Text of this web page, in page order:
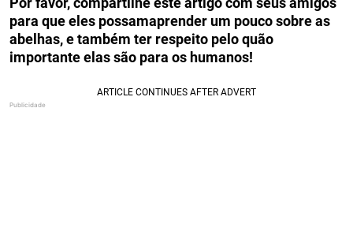
para que eles possamaprender um pouco sobre as
abelhas, e também ter respeito pelo quão
importante elas são para os humanos!